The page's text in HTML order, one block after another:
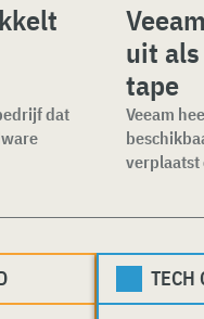
dat
uit
tape
Veeam
verplaatst
TECH